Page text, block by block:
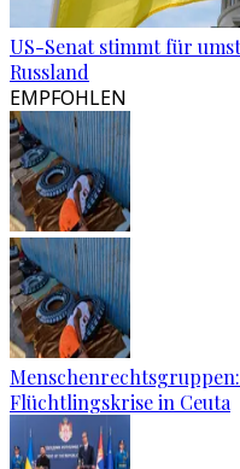
US-Senat stimmt für
Russland
EMPFOHLEN
Flüchtlingskrise in Ceuta